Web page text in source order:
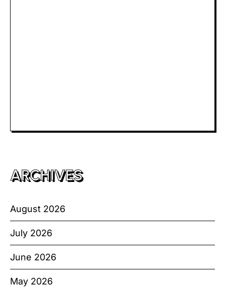
ARCHIVES
August 2026
July 2026
June 2026
May 2026